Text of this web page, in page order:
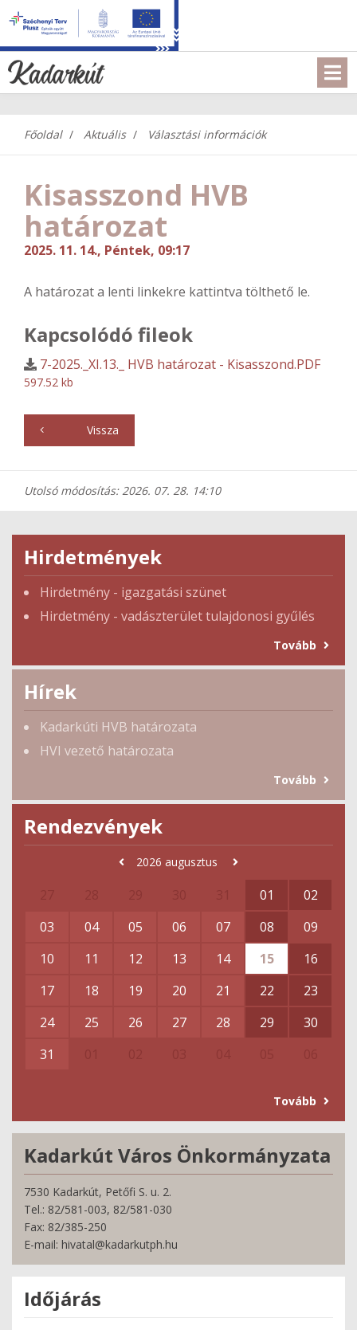
Főoldal Aktuális Választási információk
Kisasszond HVB
határozat
2025. 11. 14., Péntek, 09:17
A határozat a lenti linkekre kattintva tölthető le.
Kapcsolódó fileok
7-2025._XI.13._ HVB határozat - Kisasszond.PDF
597.52 kb
Vissza
Utolsó módosítás: 2026. 07. 28. 14:10
Hirdetmények
Hirdetmény - igazgatási szünet
Hirdetmény - vadászterület tulajdonosi gyűlés
Tovább
Hírek
Kadarkúti HVB határozata
HVI vezető határozata
Tovább
Rendezvények
2026 augusztus
01
02
03
04 05 06 07 08
09
10
11 12 13 14 15
16
17
18 19 20 21 22
23
24
25 26 27 28 29
30
31
Tovább
Kadarkút Város Önkormányzata
7530 Kadarkút, Petőfi S. u. 2.
Tel.: 82/581-003, 82/581-030
Fax: 82/385-250
E-mail: hivatal@kadarkutph.hu
Időjárás